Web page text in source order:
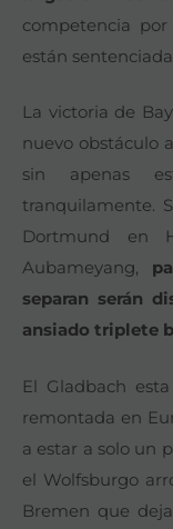
competencia
están
La victoria de
nuevo obstáculo
sin apenas
tranquilamente.
Dortmund en
Aubameyang,
separan serán
ansiado triplete
El Gladbach
remontada en
a estar a solo un
el Wolfsburgo
Bremen que